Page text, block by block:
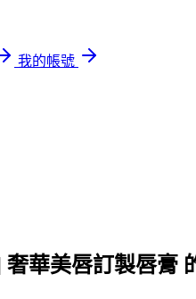
我的帳號
華美唇訂製唇膏